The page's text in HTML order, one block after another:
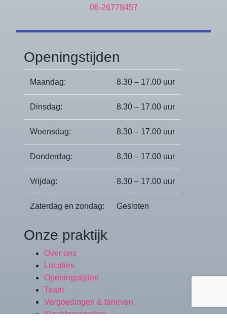
06-26778457
Openingstijden
Maandag: 8.30 – 17.00 uur
Dinsdag: 8.30 – 17.00 uur
Woensdag: 8.30 – 17.00 uur
Donderdag: 8.30 – 17.00 uur
Vrijdag: 8.30 – 17.00 uur
Zaterdag en zondag: Gesloten
Onze praktijk
Over ons
Locaties
Openingstijden
Team
Vergoedingen & tarieven
Klachtenregeling